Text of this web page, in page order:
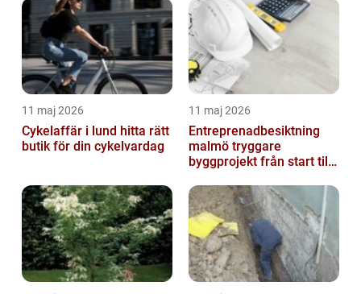
11 maj 2026
Cykelaffär i lund hitta rätt
butik för din cykelvardag
11 maj 2026
Entreprenadbesiktning
malmö tryggare
byggprojekt från start till